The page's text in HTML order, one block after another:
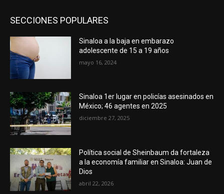
SECCIONES POPULARES
Sinaloa a la baja en embarazo
adolescente de 15 a 19 años
mayo 16, 2024
Sinaloa 1er lugar en policías asesinados en
México; 46 agentes en 2025
diciembre 27, 2025
Política social de Sheinbaum da fortaleza
a la economía familiar en Sinaloa: Juan de
Dios
abril 22, 2026